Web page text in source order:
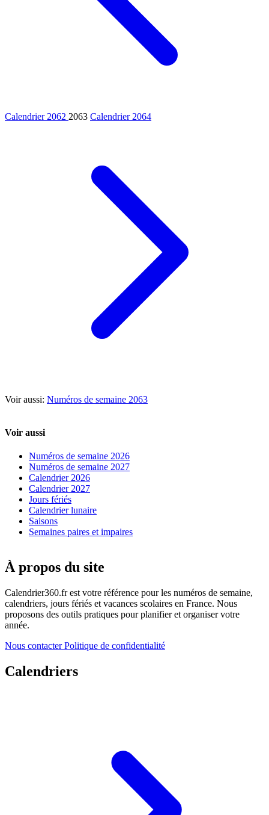
Calendrier 2062 2063 Calendrier 2064
Voir aussi: Numéros de semaine 2063
Voir aussi
Numéros de semaine 2026
Numéros de semaine 2027
Calendrier 2026
Calendrier 2027
Jours fériés
Calendrier lunaire
Saisons
Semaines paires et impaires
À propos du site
Calendrier360.fr est votre référence pour les numéros de semaine,
calendriers, jours fériés et vacances scolaires en France. Nous
proposons des outils pratiques pour planifier et organiser votre
année.
Nous contacterPolitique de confidentialité
Calendriers